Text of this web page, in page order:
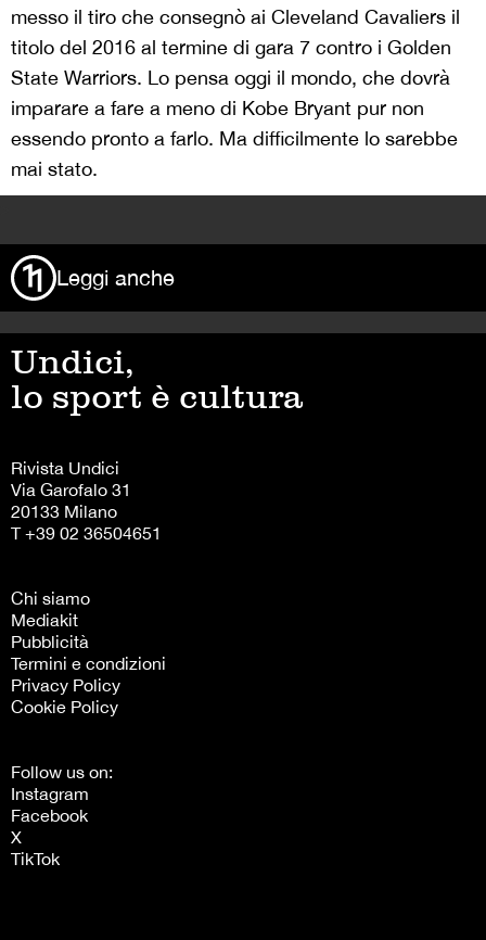
messo il tiro che consegnò ai Cleveland Cavaliers il
titolo del 2016 al termine di gara 7 contro i Golden
State Warriors. Lo pensa oggi il mondo, che dovrà
imparare a fare a meno di Kobe Bryant pur non
essendo pronto a farlo. Ma difficilmente lo sarebbe
mai stato.
Leggi anche
Undici,
lo sport è cultura
Rivista Undici
Via Garofalo 31
20133 Milano
T +39 02 36504651
Chi siamo
Mediakit
Pubblicità
Termini e condizioni
Privacy Policy
Cookie Policy
Follow us on:
Instagram
Facebook
X
TikTok